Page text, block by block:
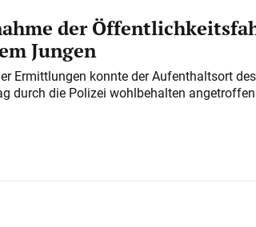
der
Jungen
Ermittlungen konnte der Aufenthaltsort
durch die Polizei wohlbehalten